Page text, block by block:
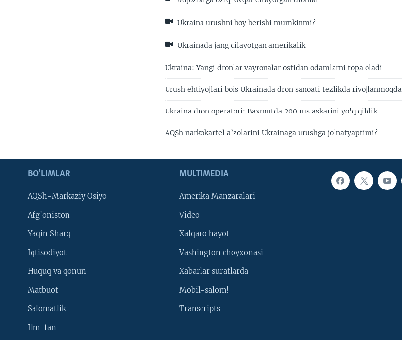
Ukraina urushni boy berishi mumkinmi?
Ukrainada jang qilayotgan amerikalik
Ukraina: Yangi dronlar vayronalar ostidan odamlarni topa oladi
Urush ehtiyojlari bois Ukrainada dron sanoati tezlikda rivojlanmoqda
Ukraina dron operatori: Baxmutda 200 rus askarini yo'q qildik
AQSh narkokartel a’zolarini Ukrainaga urushga jo’natyaptimi?
BO'LIMLAR
AQSh-Markaziy Osiyo
Afg'oniston
Yaqin Sharq
Iqtisodiyot
Huquq va qonun
Matbuot
Salomatlik
Ilm-fan
MULTIMEDIA
Amerika Manzaralari
Video
Xalqaro hayot
Vashington choyxonasi
Xabarlar suratlarda
Mobil-salom!
Transcripts